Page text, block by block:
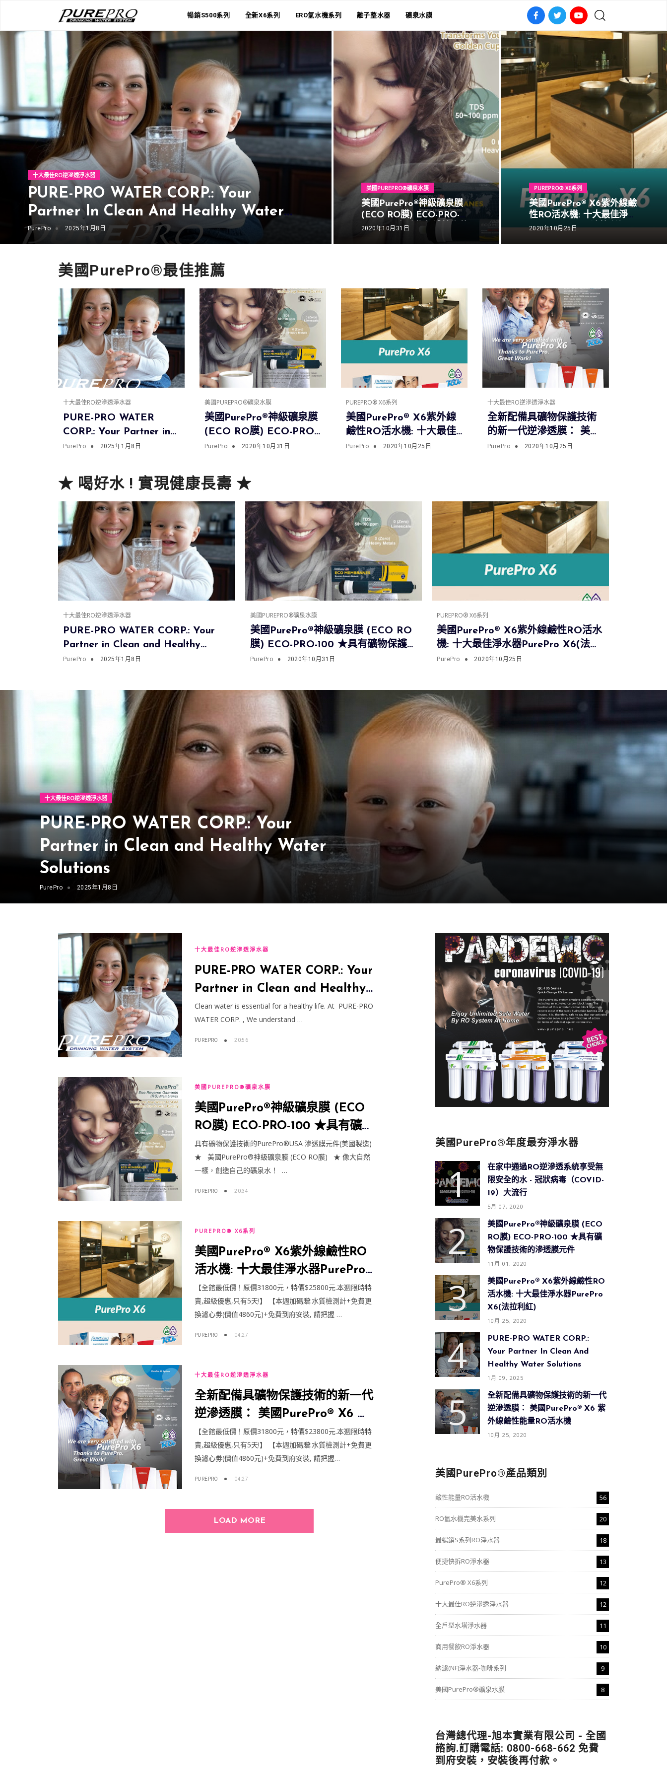
暢銷S500系列 全新X6系列 ERO氫水機系列 離子整水器 礦泉水膜
十大最佳RO逆滲透淨水器
PURE-PRO WATER CORP.: Your
Partner In Clean And Healthy Water
Solutions
PurePro 2025年1月8日
美國PUREPRO®礦泉水膜
美國PurePro®神級礦泉膜
(ECO RO膜) ECO-PRO-
100 ★具有礦物保護技術的
2020年10月31日
PUREPRO® X6系列
美國PurePro® X6紫外線鹼
性RO活水機: 十大最佳淨水
器PurePro X6(法拉利紅)
2020年10月25日
美國PurePro®最佳推薦
十大最佳RO逆滲透淨水器
PURE-PRO WATER
CORP.: Your Partner in
Clean and Healthy
PurePro 2025年1月8日
美國PUREPRO®礦泉水膜
美國PurePro®神級礦泉膜
(ECO RO膜) ECO-PRO-
100 ★具有礦物保護技術
PurePro 2020年10月31日
PUREPRO® X6系列
美國PurePro® X6紫外線
鹼性RO活水機: 十大最佳
淨水器PurePro X6(法拉
PurePro 2020年10月25日
十大最佳RO逆滲透淨水器
全新配備具礦物保護技術
的新一代逆滲透膜： 美國
PurePro® X6 紫外線鹼性
PurePro 2020年10月25日
★ 喝好水 ! 實現健康長壽 ★
十大最佳RO逆滲透淨水器
PURE-PRO WATER CORP.: Your
Partner in Clean and Healthy
Water Solutions
PurePro 2025年1月8日
美國PUREPRO®礦泉水膜
美國PurePro®神級礦泉膜 (ECO RO
膜) ECO-PRO-100 ★具有礦物保護技
術的滲透膜元件
PurePro 2020年10月31日
PUREPRO® X6系列
美國PurePro® X6紫外線鹼性RO活水
機: 十大最佳淨水器PurePro X6(法拉
利紅)
PurePro 2020年10月25日
十大最佳RO逆滲透淨水器
PURE-PRO WATER CORP.: Your
Partner in Clean and Healthy Water
Solutions
PurePro 2025年1月8日
十大最佳RO逆滲透淨水器
PURE-PRO WATER CORP.: Your
Partner in Clean and Healthy
Water Solutions
Clean water is essential for a healthy life. At PURE-PRO
WATER CORP. , We understand …
PUREPRO 20:56
美國PUREPRO®礦泉水膜
美國PurePro®神級礦泉膜 (ECO
RO膜) ECO-PRO-100 ★具有礦物
保護技術的滲透膜元件
具有礦物保護技術的PurePro®USA 滲透膜元件(美國製造)
★ 美國PurePro®神級礦泉膜 (ECO RO膜) ★ 像大自然
一樣，創造自己的礦泉水！ …
PUREPRO 20:34
PUREPRO® X6系列
美國PurePro® X6紫外線鹼性RO
活水機: 十大最佳淨水器PurePro
X6(法拉利紅)
【全館最低價！原價31800元，特價$25800元.本週限時特
賣,超級優惠,只有5天!】 【本週加碼贈:水質檢測計+免費更
換濾心劵(價值4860元)+免費到府安裝, 請把握 …
PUREPRO 04:27
十大最佳RO逆滲透淨水器
全新配備具礦物保護技術的新一代
逆滲透膜： 美國PurePro® X6 紫
外線鹼性能量RO活水機
【全館最低價！原價31800元，特價$23800元.本週限時特
賣,超級優惠,只有5天!】 【本週加碼贈:水質檢測計+免費更
換濾心劵(價值4860元)+免費到府安裝, 請把握…
PUREPRO 04:27
LOAD MORE
美國PurePro®年度最夯淨水器
在家中通過RO逆滲透系統享受無
限安全的水 - 冠狀病毒（COVID-
19）大流行
5月 07, 2020
美國PurePro®神級礦泉膜 (ECO
RO膜) ECO-PRO-100 ★具有礦
物保護技術的滲透膜元件
11月 01, 2020
美國PurePro® X6紫外線鹼性RO
活水機: 十大最佳淨水器PurePro
X6(法拉利紅)
10月 25, 2020
PURE-PRO WATER CORP.:
Your Partner In Clean And
Healthy Water Solutions
1月 09, 2025
全新配備具礦物保護技術的新一代
逆滲透膜： 美國PurePro® X6 紫
外線鹼性能量RO活水機
10月 25, 2020
美國PurePro®產品類別
鹼性能量RO活水機 56
RO氫水機完美水系列 20
最暢銷S系列RO淨水器 18
便捷快拆RO淨水器 13
PurePro® X6系列 12
十大最佳RO逆滲透淨水器 12
全戶型水塔淨水器 11
商用餐飲RO淨水器 10
納濾(NF)淨水器-咖啡系列 9
美國PurePro®礦泉水膜 8
台灣總代理-旭本實業有限公司 - 全國
諮詢.訂購電話: 0800-668-662 免費
到府安裝，安裝後再付款。